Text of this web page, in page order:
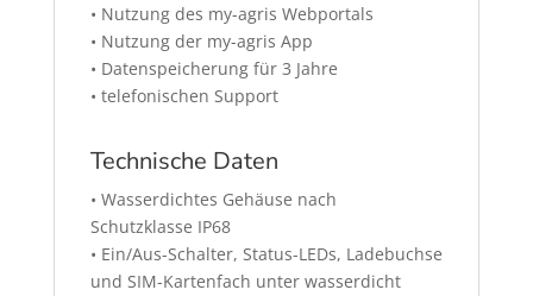
• Nutzung des my-agris Webportals
• Nutzung der my-agris App
• Datenspeicherung für 3 Jahre
• telefonischen Support
Technische Daten
• Wasserdichtes Gehäuse nach
Schutzklasse IP68
• Ein/Aus-Schalter, Status-LEDs, Ladebuchse
und SIM-Kartenfach unter wasserdicht